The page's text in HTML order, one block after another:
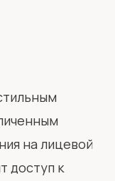
на лицевой
доступ к